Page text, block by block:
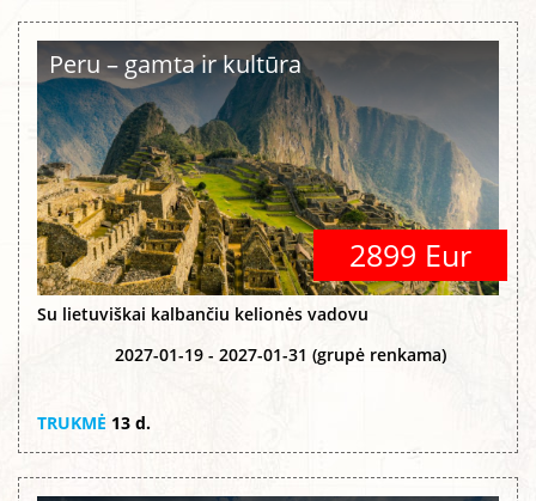
Peru – gamta ir kultūra
2899 Eur
Su lietuviškai kalbančiu kelionės vadovu
2027-01-19 - 2027-01-31 (grupė renkama)
TRUKMĖ 13 d.